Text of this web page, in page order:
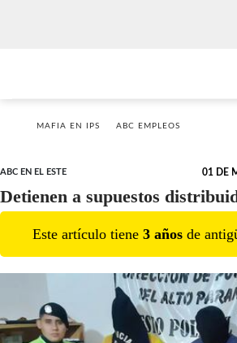
MAFIA EN IPS ABC EMPLEOS
ABC EN EL ESTE 01 DE
Detienen a supuestos
Este artículo tiene 3 años de